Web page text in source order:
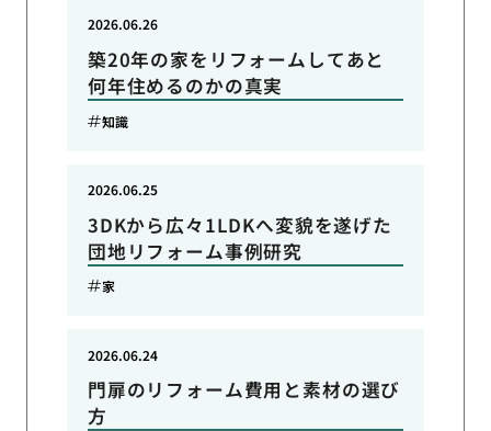
築20年の家をリフォームしてあと
何年住めるのかの真実
2026.06.26
知識
3DKから広々1LDKへ変貌を遂げた
団地リフォーム事例研究
2026.06.25
家
門扉のリフォーム費用と素材の選び
方
2026.06.24